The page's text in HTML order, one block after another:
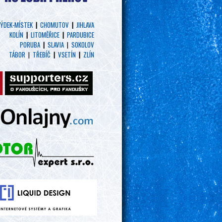
MÍSTEK| CHOMUTOV | JIHLAVA
KOLÍN | LITOMĚŘICE | PARDUBICE
PORUBA | SLAVIA | SOKOLOV
TÁBOR | TŘEBÍČ | VSETÍN | ZLÍN